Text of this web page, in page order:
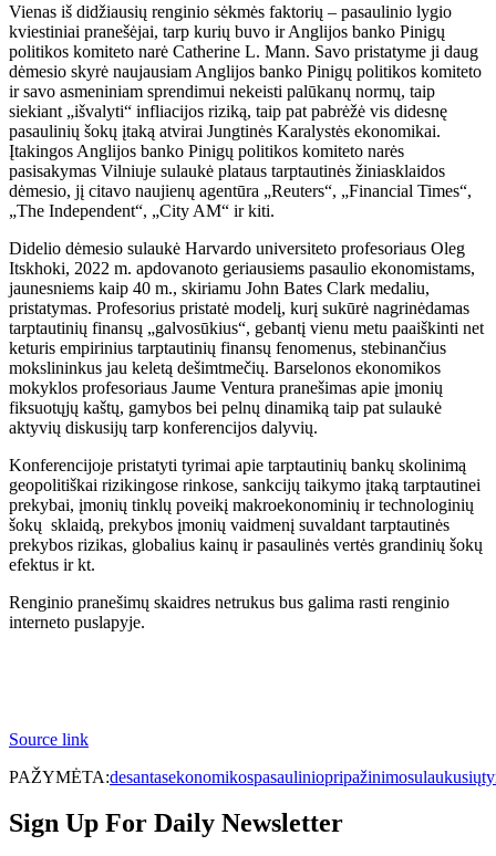
Vienas iš didžiausių renginio sėkmės faktorių – pasaulinio lygio
kviestiniai pranešėjai, tarp kurių buvo ir Anglijos banko Pinigų
politikos komiteto narė Catherine L. Mann. Savo pristatyme ji daug
dėmesio skyrė naujausiam Anglijos banko Pinigų politikos komiteto
ir savo asmeniniam sprendimui nekeisti palūkanų normų, taip
siekiant „išvalyti“ infliacijos riziką, taip pat pabrėžė vis didesnę
pasaulinių šokų įtaką atvirai Jungtinės Karalystės ekonomikai.
Įtakingos Anglijos banko Pinigų politikos komiteto narės
pasisakymas Vilniuje sulaukė plataus tarptautinės žiniasklaidos
dėmesio, jį citavo naujienų agentūra „Reuters“, „Financial Times“,
„The Independent“, „City AM“ ir kiti.
Didelio dėmesio sulaukė Harvardo universiteto profesoriaus Oleg
Itskhoki, 2022 m. apdovanoto geriausiems pasaulio ekonomistams,
jaunesniems kaip 40 m., skiriamu John Bates Clark medaliu,
pristatymas. Profesorius pristatė modelį, kurį sukūrė nagrinėdamas
tarptautinių finansų „galvosūkius“, gebantį vienu metu paaiškinti net
keturis empirinius tarptautinių finansų fenomenus, stebinančius
mokslininkus jau keletą dešimtmečių. Barselonos ekonomikos
mokyklos profesoriaus Jaume Ventura pranešimas apie įmonių
fiksuotųjų kaštų, gamybos bei pelnų dinamiką taip pat sulaukė
aktyvių diskusijų tarp konferencijos dalyvių.
Konferencijoje pristatyti tyrimai apie tarptautinių bankų skolinimą
geopolitiškai rizikingose rinkose, sankcijų taikymo įtaką tarptautinei
prekybai, įmonių tinklų poveikį makroekonominių ir technologinių
šokų sklaidą, prekybos įmonių vaidmenį suvaldant tarptautinės
prekybos rizikas, globalius kainų ir pasaulinės vertės grandinių šokų
efektus ir kt.
Renginio pranešimų skaidres netrukus bus galima rasti renginio
interneto puslapyje.
Source link
PAŽYMĖTA:desantasekonomikospasauliniopripažinimosulaukusių
Sign Up For Daily Newsletter